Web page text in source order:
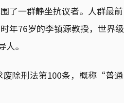
了一群静坐抗议者。人群最前
年76岁的李镇源教授，世界级
。
除刑法第100条，概称“普通